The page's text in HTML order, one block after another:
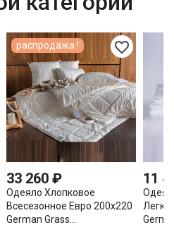
favorite_border
33 260 ₽
Одеяло Хлопковое
Всесезонное Евро 200х220
German Grass...
распродажа !
11